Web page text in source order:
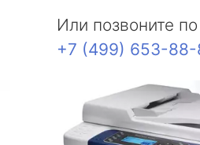
Или позвоните
+7 (499) 653-88-